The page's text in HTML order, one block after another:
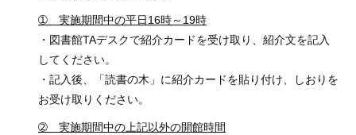
➀ 実施期間中の平日16時～19時
・図書館TAデスクで紹介カードを受け取り、紹介文を記入
してください。
・記入後、「読書の木」に紹介カードを貼り付け、しおりを
お受け取りください。
➁ 実施期間中の上記以外の開館時間